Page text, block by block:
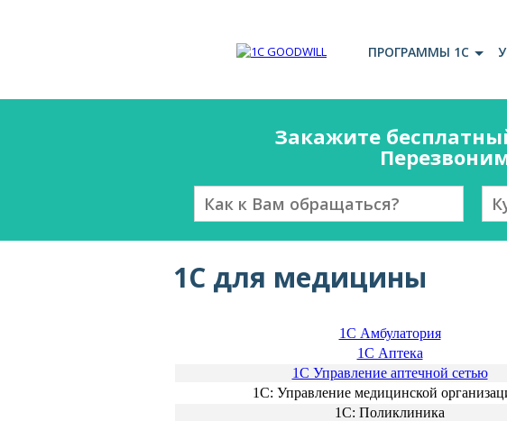
ПРОГРАММЫ 1С
Закажите
1С для медицины
1C Амбулатория
1С Аптека
1С Управление аптечной сетью
1С: Управление медицинской
1С: Поликлиника